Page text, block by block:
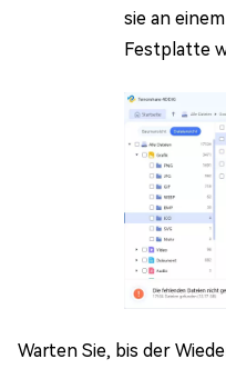
sie an
Festplatte
Warten Sie, bis der